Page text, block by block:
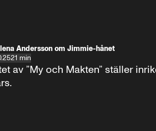
Andersson om Jimmie-hånet
21 min
av ”My och Makten” ställer